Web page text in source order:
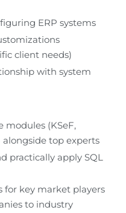
ERP systems
client needs)
with system
(KSeF,
top experts
practically apply SQL
for key market players
to industry